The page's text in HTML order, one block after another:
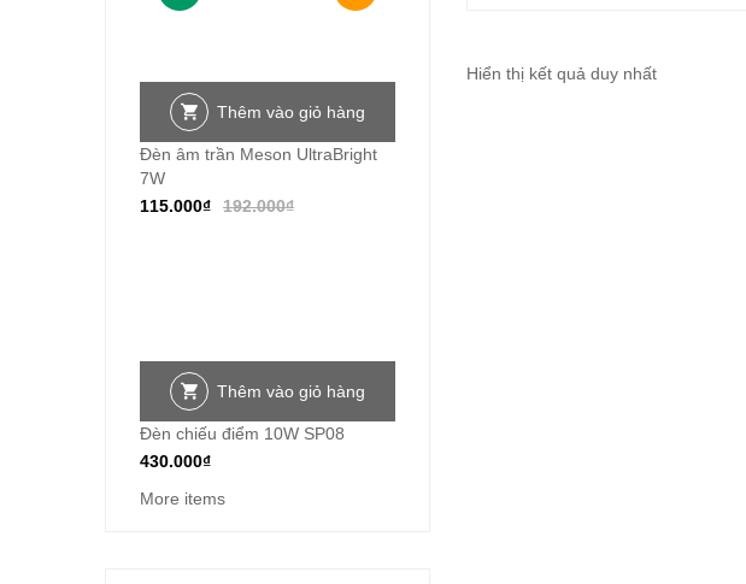
Hiển thị kết quả duy nhất
Thêm vào giỏ hàng
Đèn âm trần Meson UltraBright
7W
192.000₫
115.000₫
Thêm vào giỏ hàng
Đèn chiếu điểm 10W SP08
430.000₫
More items